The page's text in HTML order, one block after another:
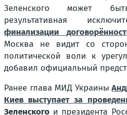
Зеленского может
результативная
финализации
Москва не видит со
политической воли к
добавил официальный
Ранее глава МИД Украины
Киев выступает за
Зеленского и президента